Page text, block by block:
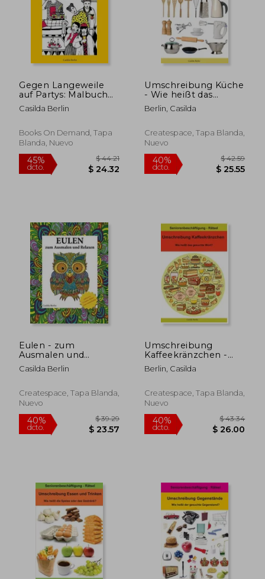
Gegen Langeweile
auf Partys: Malbuch
für Erwachsene (en
Alemán)
Casilda Berlin
Books On Demand, Tapa
Blanda, Nuevo
45%
dcto.
$ 44.21
$ 24.32
Umschreibung Küche
- Wie heißt das
gesuchte Wort?:
Seniorenbeschäftigung
Berlin, Casilda
Createspace, Tapa Blanda,
Nuevo
40%
dcto.
Eulen - zum
Ausmalen und
Relaxen: Malbuch für
Erwachsene (German
Casilda Berlin
Createspace, Tapa Blanda,
Nuevo
40%
dcto. $ 23.57
Umschreibung
Kaffeekränzchen -
Wie heißt das
gesuchte Wort?:
Rätsel (en Alemán)
Berlin, Casilda
Createspace, Tapa Blanda,
Nuevo
40%
dcto.